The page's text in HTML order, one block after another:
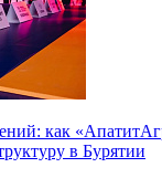
как
в Бурятии